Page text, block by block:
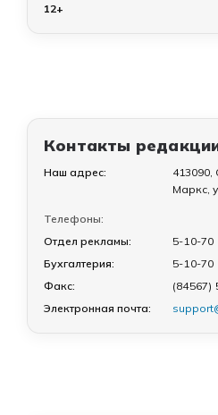
12+
Контакты
Наш адрес:
413090,
Маркс,
Телефоны:
Отдел рекламы:
5-10-70
Бухгалтерия:
5-10-70
Факс:
(84567)
Электронная почта: